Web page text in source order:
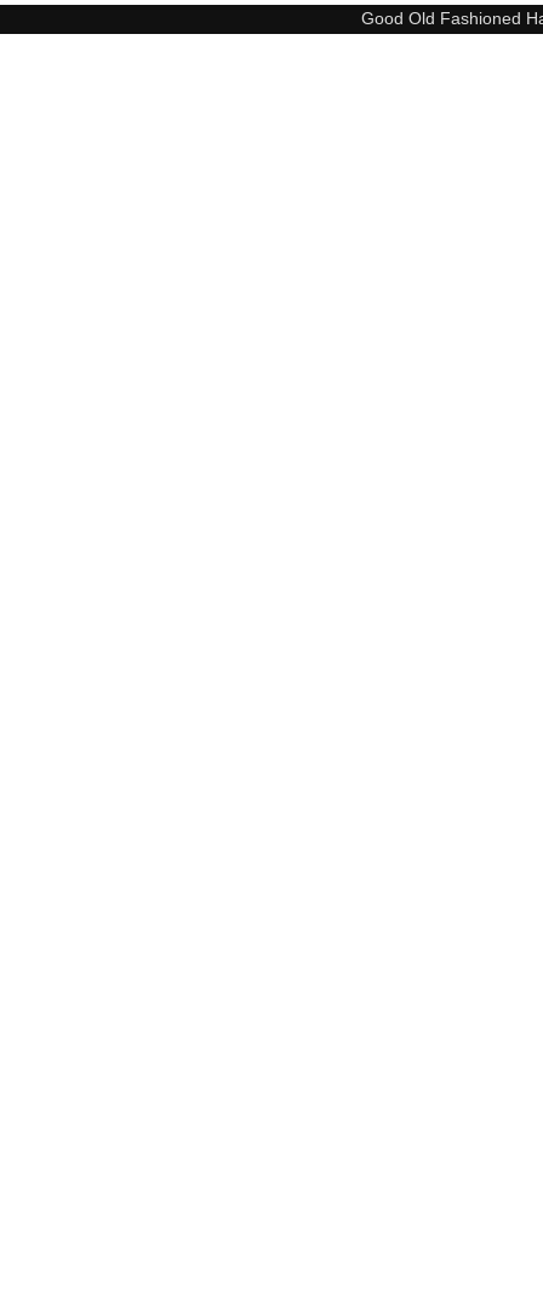
Good Old Fashioned